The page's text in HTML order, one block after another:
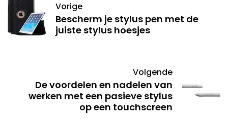
Vorige
Bescherm je stylus pen met de
juiste stylus hoesjes
Volgende
De voordelen en nadelen van
werken met een pasieve stylus
op een touchscreen